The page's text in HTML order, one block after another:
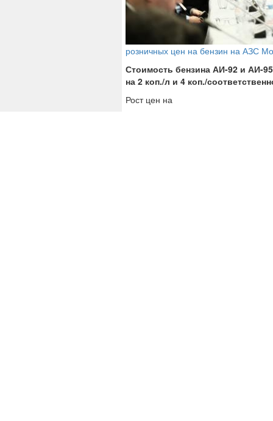
розничных цен на бензин на АЗС
Стоимость бензина АИ-92 и АИ-
на 2 коп./л и 4 коп./
Рост цен на